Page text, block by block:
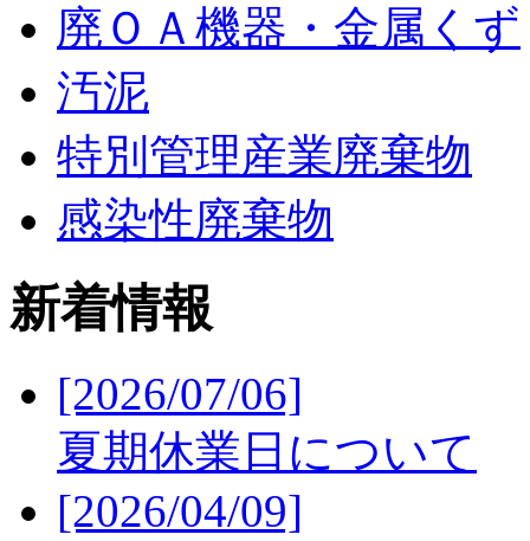
廃ＯＡ機器・金属くず
汚泥
特別管理産業廃棄物
感染性廃棄物
新着情報
[2026/07/06]
夏期休業日について
[2026/04/09]